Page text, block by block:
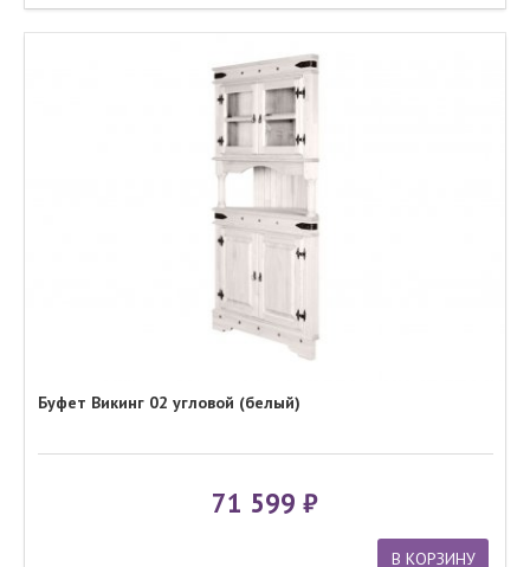
Буфет Викинг 02 угловой (белый)
71 599
В КОРЗИНУ